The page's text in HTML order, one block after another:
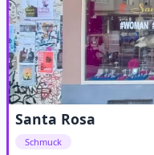
Santa Rosa
Schmuck